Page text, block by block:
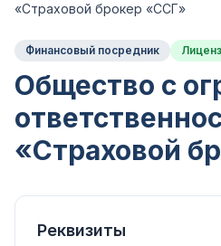
«Страховой брокер «ССГ»
Финансовый посредник
Общество с
«Страховой
Реквизиты